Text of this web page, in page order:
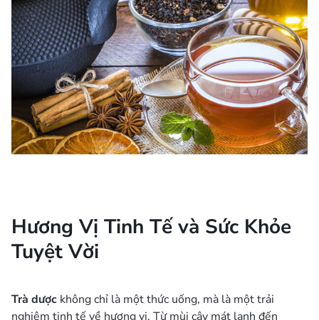
Hương Vị Tinh Tế và Sức Khỏe
Tuyệt Vời
Trà dược không chỉ là một thức uống, mà là một trải
nghiệm tinh tế về hương vị. Từ mùi cây mát lạnh đến